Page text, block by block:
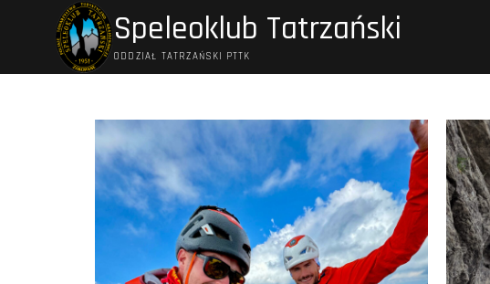
Speleoklub Tatrzański
ODDZIAŁ TATRZAŃSKI PTTK